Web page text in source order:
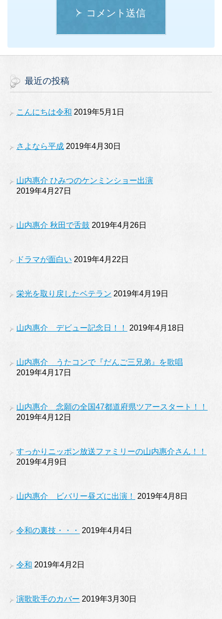
コメント送信
最近の投稿
こんにちは令和 2019年5月1日
さよなら平成 2019年4月30日
山内惠介 ひみつのケンミンショー出演
2019年4月27日
山内惠介 秋田で舌鼓 2019年4月26日
ドラマが面白い 2019年4月22日
栄光を取り戻したベテラン 2019年4月19日
山内惠介 デビュー記念日！！ 2019年4月18日
山内惠介 うたコンで『だんご三兄弟』を歌唱
2019年4月17日
山内惠介 念願の全国47都道府県ツアースタート！！
2019年4月12日
すっかりニッポン放送ファミリーの山内惠介さん！！
2019年4月9日
山内惠介 ビバリー昼ズに出演！ 2019年4月8日
令和の裏技・・・ 2019年4月4日
令和 2019年4月2日
演歌歌手のカバー 2019年3月30日